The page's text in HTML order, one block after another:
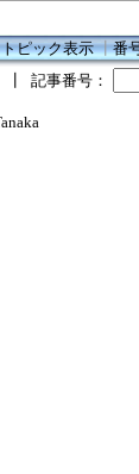
トピック表示┃番
記事番号：